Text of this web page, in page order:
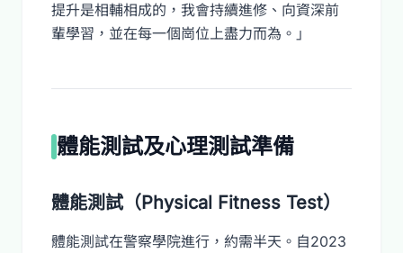
提升是相輔相成的，我會持續進修、向資深前
輩學習，並在每一個崗位上盡力而為。」
體能測試及心理測試準備
體能測試（Physical Fitness Test）
體能測試在警察學院進行，約需半天。自2023